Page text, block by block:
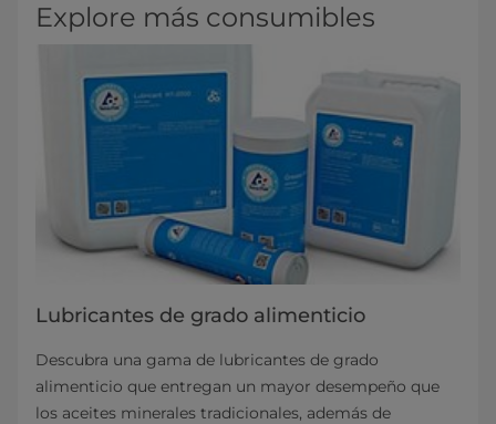
Explore más consumibles
Lubricantes de grado alimenticio
Descubra una gama de lubricantes de grado
alimenticio que entregan un mayor desempeño que
los aceites minerales tradicionales, además de